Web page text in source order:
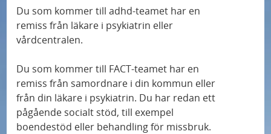
n
L
ä
Du som kommer till adhd-teamet har en
remiss från läkare i psykiatrin eller
vårdcentralen.
Du som kommer till FACT-teamet har en
remiss från samordnare i din kommun eller
från din läkare i psykiatrin. Du har redan ett
pågående socialt stöd, till exempel
boendestöd eller behandling för missbruk.